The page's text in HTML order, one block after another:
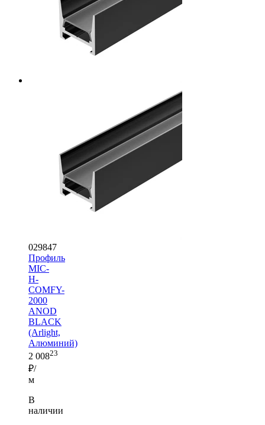
029847
Профиль
MIC-
H-
COMFY-
2000
ANOD
BLACK
(Arlight,
Алюминий)
2 00823
₽/
м
В
наличии